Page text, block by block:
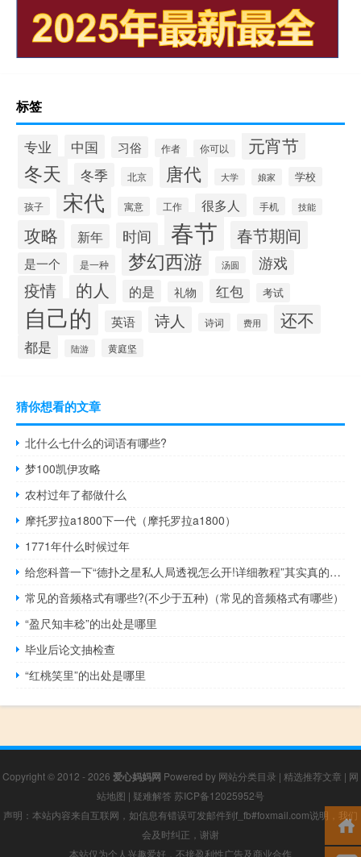
标签
专业 中国 习俗 作者 你可以 元宵节
冬天 冬季 北京 唐代 大学 娘家 学校
孩子 宋代 寓意 工作 很多人 手机 技能
攻略 新年 时间 春节 春节期间
是一个 是一种 梦幻西游 汤圆 游戏
疫情 的人 的是 礼物 红包 考试
自己的 英语 诗人 诗词 费用 还不
都是 陆游 黄庭坚
猜你想看的文章
北什么七什么的词语有哪些?
梦100凯伊攻略
农村过年了都做什么
摩托罗拉a1800下一代（摩托罗拉a1800）
1771年什么时候过年
给您科普一下“德扑之星私人局透视怎么开!详细教程”其实真的有挂
常见的音频格式有哪些?(不少于五种)（常见的音频格式有哪些）
“盈尺知丰稔”的出处是哪里
毕业后论文抽检查
“红桃笑里”的出处是哪里
Copyright © 2012 - 2026 爱心妈妈网 Powered by 网站分类目录 | 精选推荐文章 | 网
站地图 | 疑难解答 苏ICP备12025952号
声明：本站内容来自互联网，如信息有错误可发邮件到f_fb#foxmail.com说明，我们
会及时纠正，谢谢
本站仅为个人兴趣爱好，不接盈利性广告及商业合作